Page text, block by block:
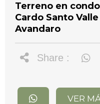
Terreno en
Cardo Santo
Avandaro
Share :
VER